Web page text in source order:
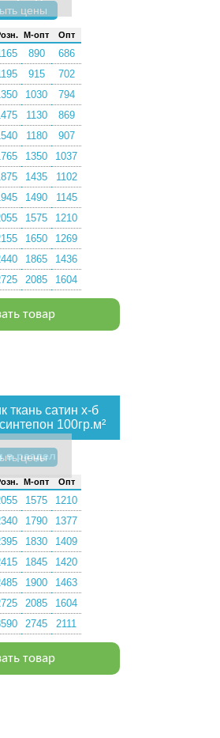
цены
М-опт Опт
890 686
915 702
1030 794
1130 869
1180 907
1350 1037
1435 1102
1490 1145
1575 1210
1650 1269
1865 1436
2085 1604
товар
ткань сатин х-б
100гр.м²
в раздел
цены
М-опт Опт
1575 1210
1790 1377
1830 1409
1845 1420
1900 1463
2085 1604
2745 2111
товар